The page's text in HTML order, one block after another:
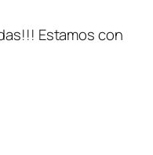
Estamos con